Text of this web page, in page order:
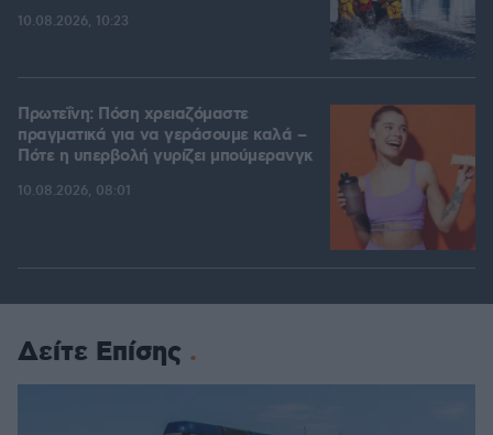
10.08.2026, 10:23
Πρωτεΐνη: Πόση χρειαζόμαστε
πραγματικά για να γεράσουμε καλά –
Πότε η υπερβολή γυρίζει μπούμερανγκ
10.08.2026, 08:01
Δείτε Επίσης